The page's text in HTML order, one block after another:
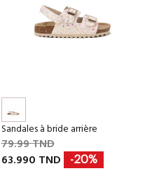
Sandales à bride arrière
79.99 TND
63.990 TND
-20%